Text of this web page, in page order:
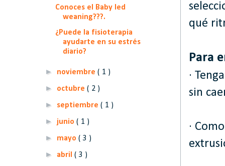
qué
Para
·
sin
·
Conoces el Baby led
weaning???.
¿Puede la fisioterapia
ayudarte en su estrés
diario?
► noviembre( 1 )
► octubre( 2 )
► septiembre( 1 )
► junio( 1 )
► mayo( 3 )
► abril( 3 )